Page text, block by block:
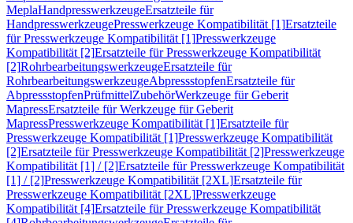
MeplaHandpresswerkzeugeErsatzteile für
HandpresswerkzeugePresswerkzeuge Kompatibilität [1]Ersatzteile
für Presswerkzeuge Kompatibilität [1]Presswerkzeuge
Kompatibilität [2]Ersatzteile für Presswerkzeuge Kompatibilität
[2]RohrbearbeitungswerkzeugeErsatzteile für
RohrbearbeitungswerkzeugeAbpressstopfenErsatzteile für
AbpressstopfenPrüfmittelZubehörWerkzeuge für Geberit
MapressErsatzteile für Werkzeuge für Geberit
MapressPresswerkzeuge Kompatibilität [1]Ersatzteile für
Presswerkzeuge Kompatibilität [1]Presswerkzeuge Kompatibilität
[2]Ersatzteile für Presswerkzeuge Kompatibilität [2]Presswerkzeuge
Kompatibilität [1] / [2]Ersatzteile für Presswerkzeuge Kompatibilität
[1] / [2]Presswerkzeuge Kompatibilität [2XL]Ersatzteile für
Presswerkzeuge Kompatibilität [2XL]Presswerkzeuge
Kompatibilität [4]Ersatzteile für Presswerkzeuge Kompatibilität